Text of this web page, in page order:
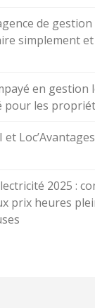
de gestion
simplement et
en gestion
pour les
et
2025 :
prix heures